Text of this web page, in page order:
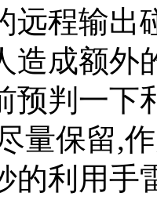
远程输出
造成额外
预判一下
量保留,
的利用手